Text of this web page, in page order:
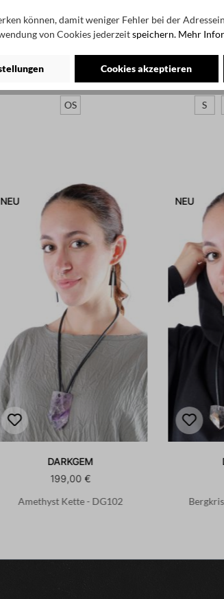
PRIVATSACHEN
Oversize Seidenkleid - Anschein -
Holdtrue
OS
Leder
S
NEU
DARKGEM
199,00 €
Amethyst Kette - DG102
NEU
können, damit weniger Fehler bei der
von Cookies jederzeitspeichern. Mehr
Cookies akzeptieren